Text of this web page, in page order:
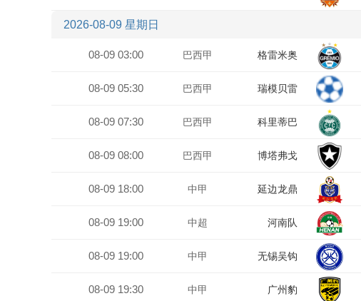
2026-08-09 星期日
08-09 03:00 巴西甲 格雷米奥
08-09 05:30 巴西甲 瑞模贝雷
08-09 07:30 巴西甲 科里蒂巴
08-09 08:00 巴西甲 博塔弗戈
08-09 18:00 中甲 延边龙鼎
08-09 19:00 中超 河南队
08-09 19:00 中甲 无锡吴钩
08-09 19:30 中甲 广州豹